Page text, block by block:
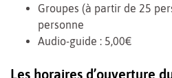
Groupes (à partir de 25
personne
Audio-guide : 5,00€
Les horaires d’ouverture